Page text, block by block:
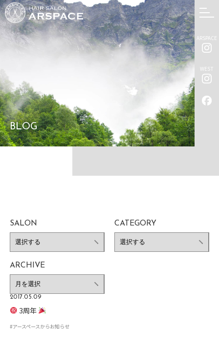
ARSPACE
WEST
BLOG
SALON CATEGORY
ARCHIVE
2017.05.09
3周年
#アースペースからお知らせ